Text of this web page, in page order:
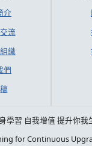
介
流
織
們
學習 自我增值 提升你我
for Continuous